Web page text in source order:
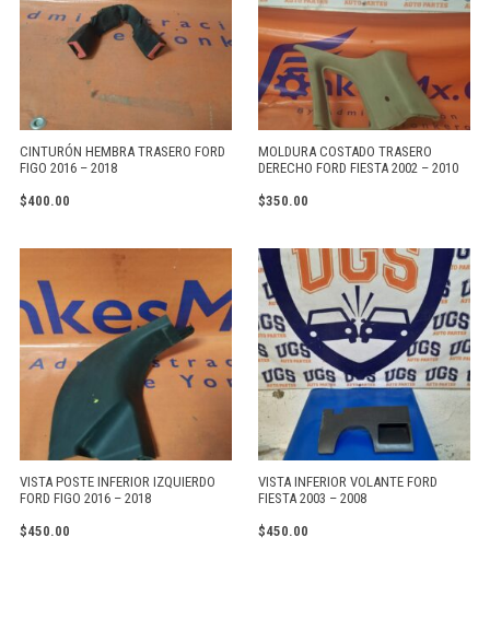
CINTURÓN HEMBRA TRASERO FORD
FIGO 2016 – 2018
$400.00
MOLDURA COSTADO TRASERO
DERECHO FORD FIESTA 2002 – 2010
$350.00
VISTA POSTE INFERIOR IZQUIERDO
FORD FIGO 2016 – 2018
$450.00
VISTA INFERIOR VOLANTE FORD
FIESTA 2003 – 2008
$450.00